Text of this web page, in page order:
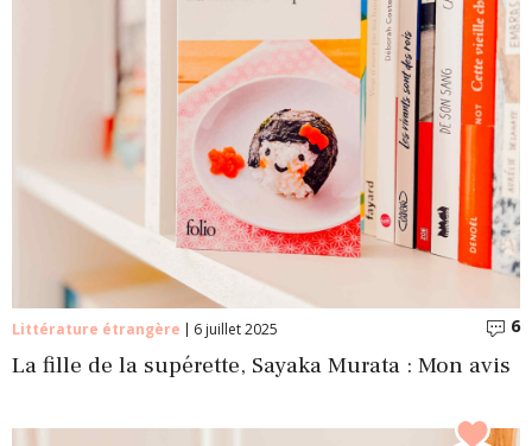
Littérature étrangère 6 juillet 2025 6
La fille de la supérette, Sayaka Murata : Mon avis